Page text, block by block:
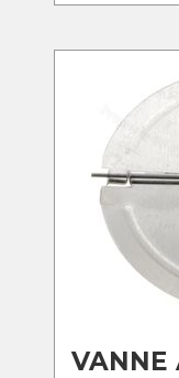
VANNE